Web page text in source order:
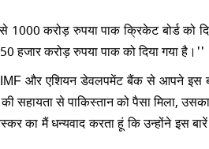
1000 करोड़ रुपया पाक क्रिकेट बोर्ड को
हजार करोड़ रुपया पाक को दिया गया है।''
और एशियन डेवलपमेंट बैंक से आपने इस
सहायता से पाकिस्तान को पैसा मिला,
का मैं धन्यवाद करता हूं कि उन्होंने इस